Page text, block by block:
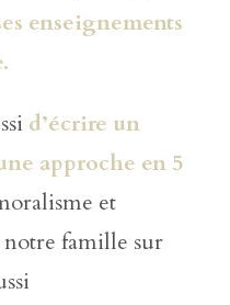
enseignements
d’écrire un
approche en 5
et
notre famille sur